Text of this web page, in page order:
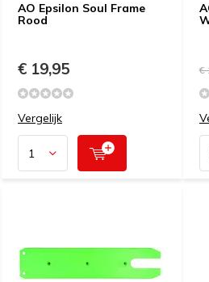
AO Epsilon Soul Frame
Rood
€ 19,95
Vergelijk
€